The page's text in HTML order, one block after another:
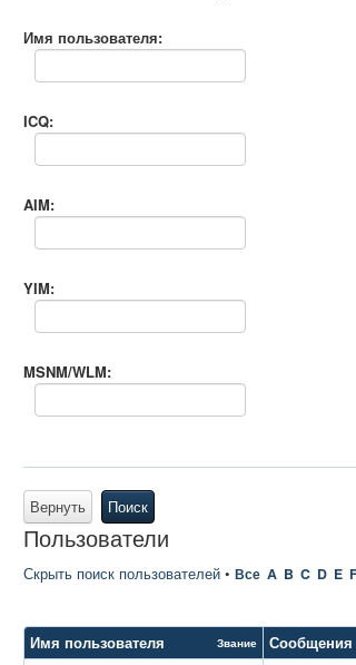
Имя пользователя:
ICQ:
AIM:
YIM:
MSNM/WLM:
Вернуть Поиск
Пользователи
Скрыть поиск пользователей • Все A B C D E
Имя пользователя
Звание Сообщения